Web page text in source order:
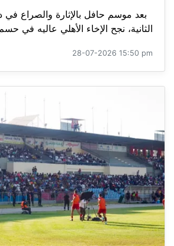
بعد موسم حافل بالإثارة والصراع في
الثانية، نجح الإخاء الأهلي عاليه في
28-07-2026 15:50 pm